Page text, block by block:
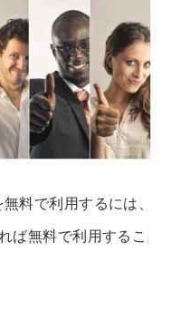
料で利用するには、
ば無料で利用するこ